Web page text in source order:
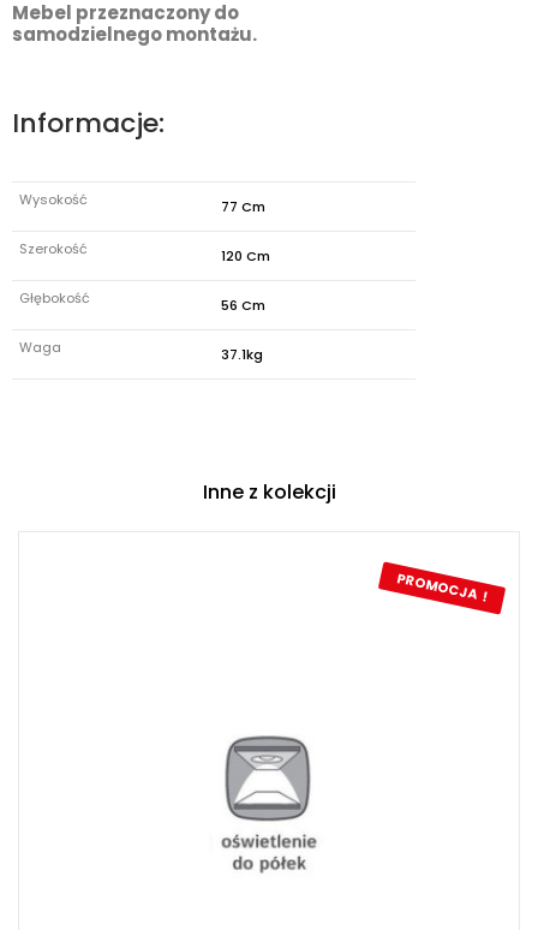
Mebel przeznaczony do
samodzielnego montażu.
Informacje:
Wysokość 77 Cm
Szerokość 120 Cm
Głębokość 56 Cm
Waga 37.1kg
Inne z kolekcji
PROMOCJA !